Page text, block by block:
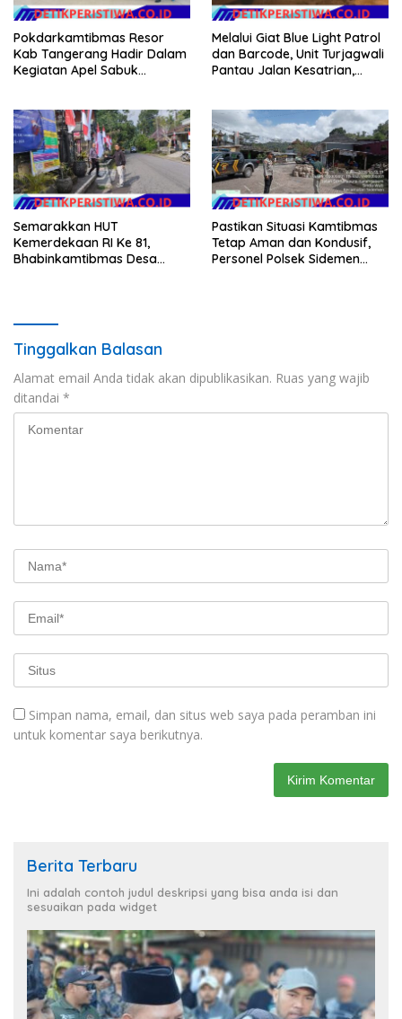
Pokdarkamtibmas Resor
Kab Tangerang Hadir Dalam
Kegiatan Apel Sabuk
Melalui Giat Blue Light Patrol
dan Barcode, Unit Turjagwali
Pantau Jalan Kesatrian,
Semarakkan HUT
Kemerdekaan RI Ke 81,
Bhabinkamtibmas Desa
Pastikan Situasi Kamtibmas
Tetap Aman dan Kondusif,
Personel Polsek Sidemen
Tinggalkan Balasan
Alamat email Anda tidak akan dipublikasikan. Ruas yang wajib
ditandai *
Simpan nama, email, dan situs web saya pada peramban ini
untuk komentar saya berikutnya.
Berita Terbaru
Ini adalah contoh judul deskripsi yang bisa anda isi dan
sesuaikan pada widget